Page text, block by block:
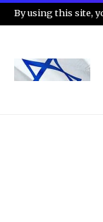
By using this site,